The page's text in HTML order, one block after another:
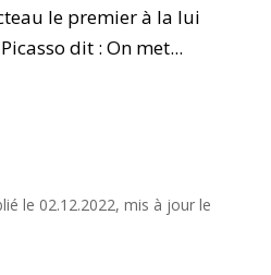
le premier à la lui
dit : On met...
le 02.12.2022, mis à jour le